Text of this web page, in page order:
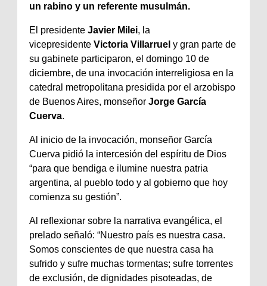
un rabino y un referente musulmán.
El presidente Javier Milei, la
vicepresidente Victoria Villarruel y gran parte de
su gabinete participaron, el domingo 10 de
diciembre, de una invocación interreligiosa en la
catedral metropolitana presidida por el arzobispo
de Buenos Aires, monseñor Jorge García
Cuerva.
Al inicio de la invocación, monseñor García
Cuerva pidió la intercesión del espíritu de Dios
“para que bendiga e ilumine nuestra patria
argentina, al pueblo todo y al gobierno que hoy
comienza su gestión”.
Al reflexionar sobre la narrativa evangélica, el
prelado señaló: “Nuestro país es nuestra casa.
Somos conscientes de que nuestra casa ha
sufrido y sufre muchas tormentas; sufre torrentes
de exclusión, de dignidades pisoteadas, de